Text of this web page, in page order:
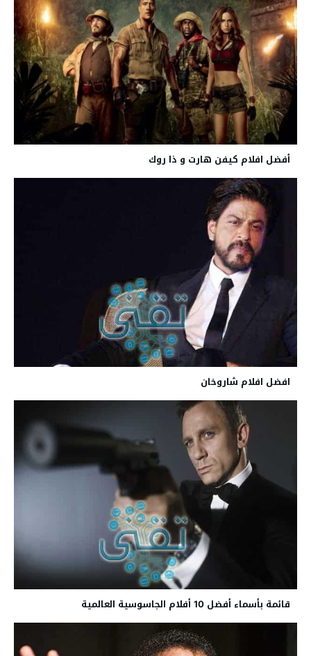
أفضل افلام كيفن هارت و ذا روك
افضل افلام شاروخان
قائمة بأسماء أفضل 10 أفلام الجاسوسية العالمية